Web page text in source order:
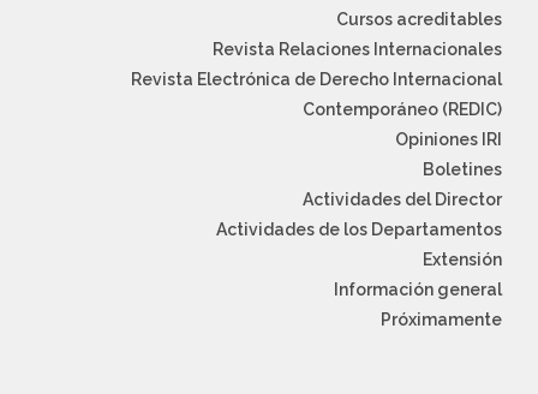
Cursos acreditables
Revista Relaciones Internacionales
Revista Electrónica de Derecho Internacional
Contemporáneo (REDIC)
Opiniones IRI
Boletines
Actividades del Director
Actividades de los Departamentos
Extensión
Información general
Próximamente